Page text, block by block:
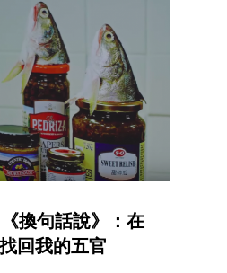
換句話說》：在
回我的五官